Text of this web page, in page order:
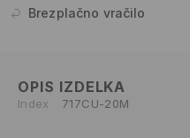
Brezplačno vračilo
OPIS IZDELKA
Index 717CU-20M